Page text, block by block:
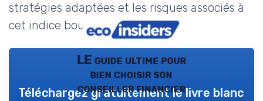
stratégies adaptées et les risques associés à
cet indice boursier innovant.
LE guide ultime pour
bien choisir son
conseiller financier
Téléchargez gratuitement le livre blanc